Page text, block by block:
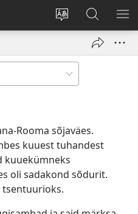
Muuda
veebisaidi
Logi
sisse
akna)
Otsi
saidilt
JW.ORG
Rooma sõjaväes.
kuuest tuhandest
kuuekümneks
oli sadakond sõdurit.